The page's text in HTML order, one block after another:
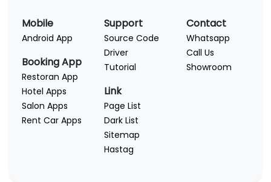
Mobile
Android App
Booking App
Restoran App
Hotel Apps
Salon Apps
Rent Car Apps
Support
Source Code
Driver
Tutorial
Link
Page List
Dark List
Sitemap
Hastag
Contact
Whatsapp
Call Us
Showroom